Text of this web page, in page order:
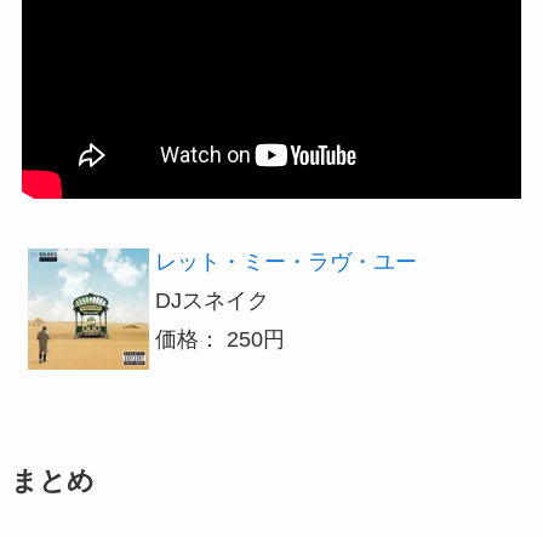
レット・ミー・ラヴ・ユー
DJスネイク
価格： 250円
まとめ